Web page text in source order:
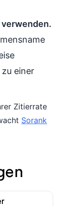
einer
Zitierrate
Sorank